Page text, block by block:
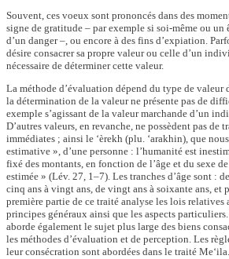
Souvent, ces voeux sont prononcés dans des
signe de gratitude – par exemple si soi-même ou un
d’un danger –, ou encore à des fins d’expiation.
désire consacrer sa propre valeur ou celle d’un
nécessaire de déterminer cette valeur.
La méthode d’évaluation dépend du type de valeur
la détermination de la valeur ne présente pas de
exemple s’agissant de la valeur marchande d’un
D’autres valeurs, en revanche, ne possèdent pas de
immédiates ; ainsi le ‘èrekh (plu. ‘arakhin), que
estimative », d’une personne : l’humanité est
fixé des montants, en fonction de l’âge et du sexe
estimée » (Lév. 27, 1–7). Les tranches d’âge sont :
cinq ans à vingt ans, de vingt ans à soixante ans, et
première partie de ce traité analyse les lois relatives
principes généraux ainsi que les aspects
aborde également le sujet plus large des biens
les méthodes d’évaluation et de perception. Les
leur consécration sont abordées dans le traité Me‘ila.